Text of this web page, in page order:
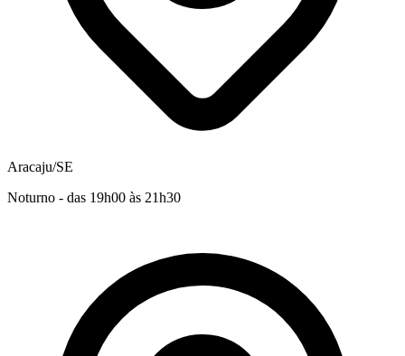
Aracaju/SE
Noturno - das 19h00 às 21h30